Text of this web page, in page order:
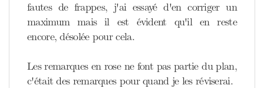
fautes de frappes, j'ai essayé d'en corriger un
maximum mais il est évident qu'il en reste
encore, désolée pour cela.
Les remarques en rose ne font pas partie du plan,
c'était des remarques pour quand je les réviserai.